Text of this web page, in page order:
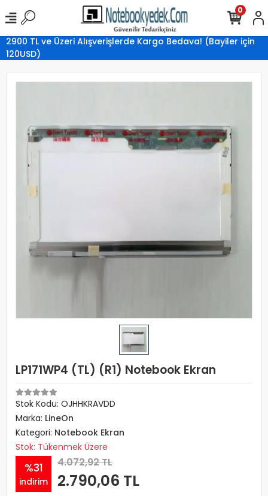
2900 TL ve Üzeri Alışverişlerde Kargo Bedava! (Bayiler için
120USD)
0
LP171WP4 (TL) (R1) Notebook Ekran
Stok Kodu: OJHHKRAVDD
Marka: LineOn
Kategori: Notebook Ekran
Stok: Tükenmek Üzere
%31
indirim
4.072,92 TL
2.790,06 TL